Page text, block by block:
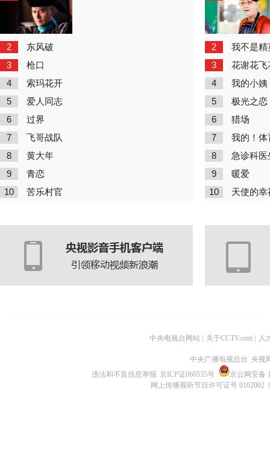
2 东风破
3 枪口
4 索玛花开
5 爱人同志
6 过界
7 飞哥战队
8 黄大年
9 青恋
10 苦乐村官
2 我不是精
3 花谢花飞
4 我的小姨
5 极光之恋
6 猎场
7 我的！体
8 急诊科医
9 暖爱
10 天使的幸
中央电视台网站 关于CCTV.com 人
中央广播电视总台 央视
违法和不良信息举报 京ICP证060535号
京公网安备
网上传播视听节目许可证号 0102002